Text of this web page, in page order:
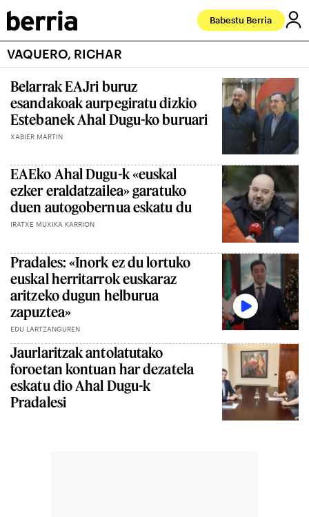
Babestu Berria
VAQUERO, RICHAR
Belarrak EAJri buruz
esandakoak aurpegiratu dizkio
Estebanek Ahal Dugu-ko buruari
XABIER MARTIN
EAEko Ahal Dugu-k «euskal
ezker eraldatzailea» garatuko
duen autogobernua eskatu du
IRATXE MUXIKA KARRION
Pradales: «Inork ez du lortuko
euskal herritarrok euskaraz
aritzeko dugun helburua
zapuztea»
EDU LARTZANGUREN
Jaurlaritzak antolatutako
foroetan kontuan har dezatela
eskatu dio Ahal Dugu-k
Pradalesi